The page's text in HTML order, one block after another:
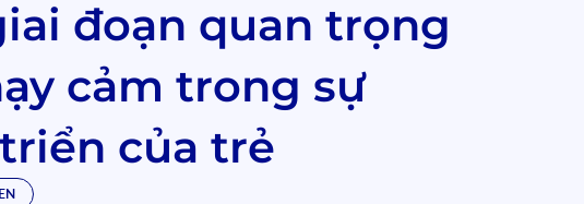
đoạn quan trọng
cảm trong sự
của trẻ